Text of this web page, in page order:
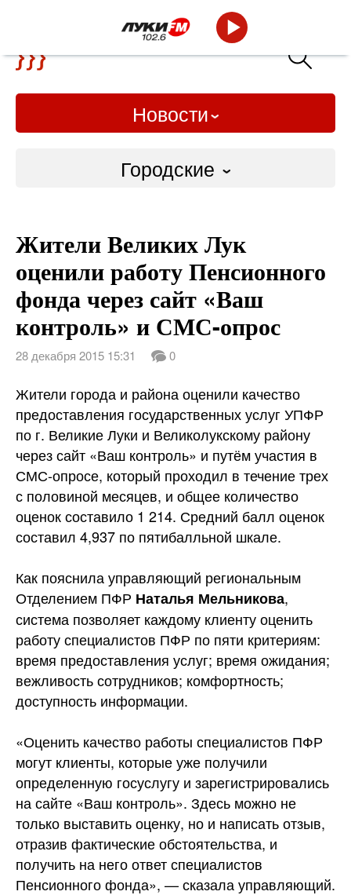
Новости
Городские
Слово Дело
Народные
ВТРК
Жители Великих Лук
оценили работу Пенсионного
фонда через сайт «Ваш
контроль» и СМС-опрос
28 декабря 2015 15:31 0
Жители города и района оценили качество
предоставления государственных услуг УПФР
по г. Великие Луки и Великолукскому району
через сайт «Ваш контроль» и путём участия в
СМС-опросе, который проходил в течение трех
с половиной месяцев, и общее количество
оценок составило 1 214. Средний балл оценок
составил 4,937 по пятибалльной шкале.
Как пояснила управляющий региональным
Отделением ПФР Наталья Мельникова,
система позволяет каждому клиенту оценить
работу специалистов ПФР по пяти критериям:
время предоставления услуг; время ожидания;
вежливость сотрудников; комфортность;
доступность информации.
«Оценить качество работы специалистов ПФР
могут клиенты, которые уже получили
определенную госуслугу и зарегистрировались
на сайте «Ваш контроль». Здесь можно не
только выставить оценку, но и написать отзыв,
отразив фактические обстоятельства, и
получить на него ответ специалистов
Пенсионного фонда», — сказала управляющий.